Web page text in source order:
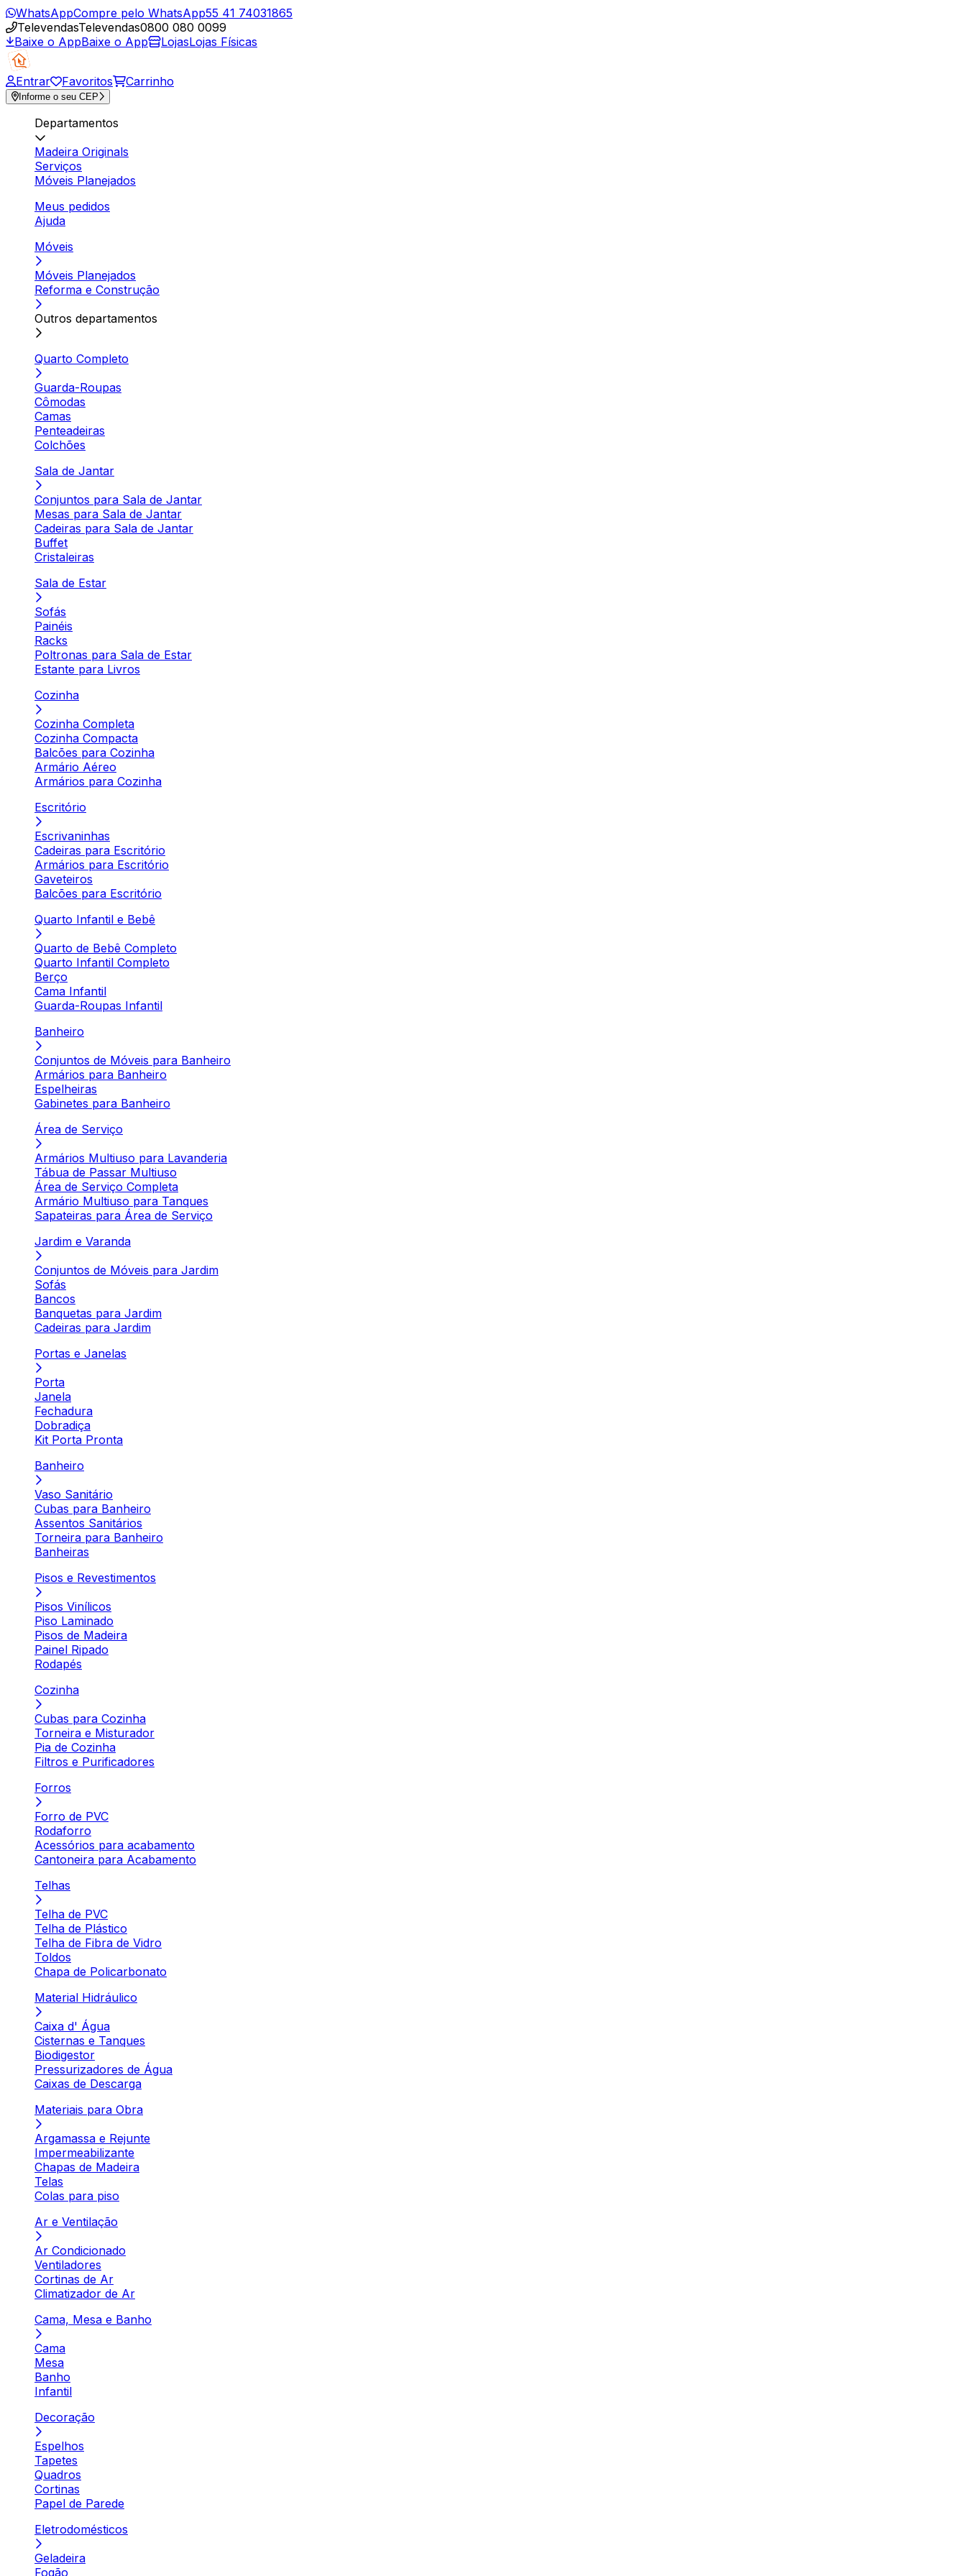
WhatsAppCompre pelo WhatsApp55 41 74031865
TelevendasTelevendas0800 080 0099
Baixe o AppBaixe o App LojasLojas Físicas
Entrar Favoritos Carrinho
Informe o seu CEP
Departamentos
Madeira Originals
Serviços
Móveis Planejados
Meus pedidos
Ajuda
Móveis
Móveis Planejados
Reforma e Construção
Outros departamentos
Quarto Completo
Guarda-Roupas
Cômodas
Camas
Penteadeiras
Colchões
Sala de Jantar
Conjuntos para Sala de Jantar
Mesas para Sala de Jantar
Cadeiras para Sala de Jantar
Buffet
Cristaleiras
Sala de Estar
Sofás
Painéis
Racks
Poltronas para Sala de Estar
Estante para Livros
Cozinha
Cozinha Completa
Cozinha Compacta
Balcões para Cozinha
Armário Aéreo
Armários para Cozinha
Escritório
Escrivaninhas
Cadeiras para Escritório
Armários para Escritório
Gaveteiros
Balcões para Escritório
Quarto Infantil e Bebê
Quarto de Bebê Completo
Quarto Infantil Completo
Berço
Cama Infantil
Guarda-Roupas Infantil
Banheiro
Conjuntos de Móveis para Banheiro
Armários para Banheiro
Espelheiras
Gabinetes para Banheiro
Área de Serviço
Armários Multiuso para Lavanderia
Tábua de Passar Multiuso
Área de Serviço Completa
Armário Multiuso para Tanques
Sapateiras para Área de Serviço
Jardim e Varanda
Conjuntos de Móveis para Jardim
Sofás
Bancos
Banquetas para Jardim
Cadeiras para Jardim
Portas e Janelas
Porta
Janela
Fechadura
Dobradiça
Kit Porta Pronta
Banheiro
Vaso Sanitário
Cubas para Banheiro
Assentos Sanitários
Torneira para Banheiro
Banheiras
Pisos e Revestimentos
Pisos Vinílicos
Piso Laminado
Pisos de Madeira
Painel Ripado
Rodapés
Cozinha
Cubas para Cozinha
Torneira e Misturador
Pia de Cozinha
Filtros e Purificadores
Forros
Forro de PVC
Rodaforro
Acessórios para acabamento
Cantoneira para Acabamento
Telhas
Telha de PVC
Telha de Plástico
Telha de Fibra de Vidro
Toldos
Chapa de Policarbonato
Material Hidráulico
Caixa d' Água
Cisternas e Tanques
Biodigestor
Pressurizadores de Água
Caixas de Descarga
Materiais para Obra
Argamassa e Rejunte
Impermeabilizante
Chapas de Madeira
Telas
Colas para piso
Ar e Ventilação
Ar Condicionado
Ventiladores
Cortinas de Ar
Climatizador de Ar
Cama, Mesa e Banho
Cama
Mesa
Banho
Infantil
Decoração
Espelhos
Tapetes
Quadros
Cortinas
Papel de Parede
Eletrodomésticos
Geladeira
Fogão